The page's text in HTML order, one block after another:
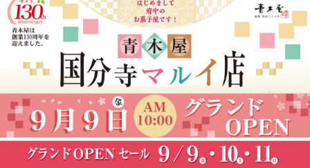
青木屋のおもい
商品情報
店舗情報
採用情報